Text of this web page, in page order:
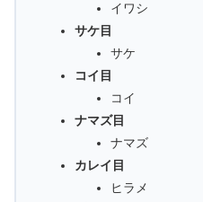
イワシ
サケ目
サケ
コイ目
コイ
ナマズ目
ナマズ
カレイ目
ヒラメ